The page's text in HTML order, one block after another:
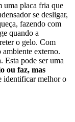
uma placa fria que
se desligar,
fazendo com
quando a
o gelo. Com
externo.
Esta pode ser uma
ou faz, mas
identificar melhor o